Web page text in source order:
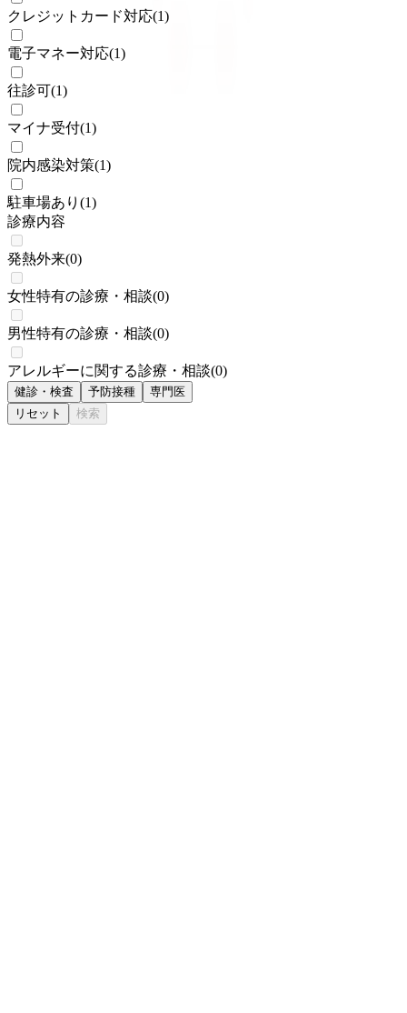
クレジットカード対応(1)
電子マネー対応(1)
往診可(1)
マイナ受付(1)
院内感染対策(1)
駐車場あり (1)
診療内容
発熱外来(0)
女性特有の診療・相談(0)
男性特有の診療・相談(0)
アレルギーに関する診療・相談(0)
健診・検査 予防接種
専門医
リセット
検索